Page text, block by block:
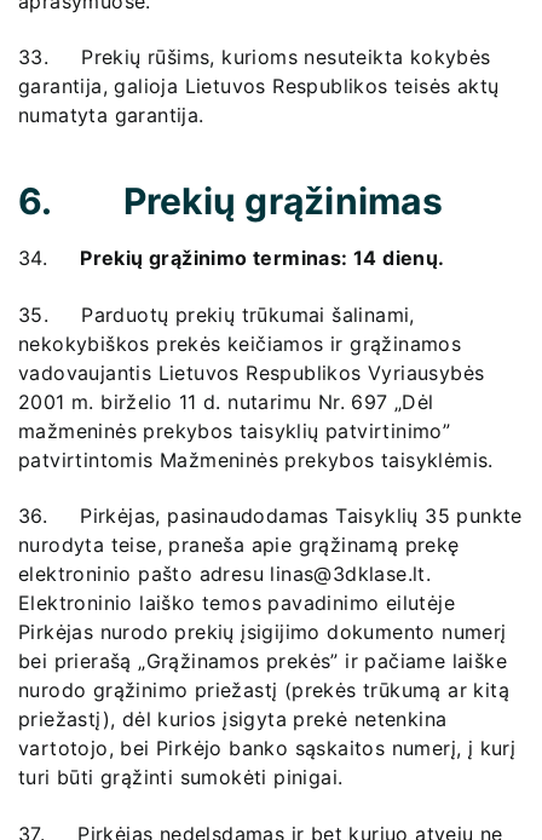
33. Prekių rūšims, kurioms nesuteikta kokybės
garantija, galioja Lietuvos Respublikos teisės aktų
numatyta garantija.
6. Prekių grąžinimas
34. Prekių grąžinimo terminas: 14 dienų.
35. Parduotų prekių trūkumai šalinami,
nekokybiškos prekės keičiamos ir grąžinamos
vadovaujantis Lietuvos Respublikos Vyriausybės
2001 m. birželio 11 d. nutarimu Nr. 697 „Dėl
mažmeninės prekybos taisyklių patvirtinimo”
patvirtintomis Mažmeninės prekybos taisyklėmis.
36. Pirkėjas, pasinaudodamas Taisyklių 35 punkte
nurodyta teise, praneša apie grąžinamą prekę
elektroninio pašto adresu linas@3dklase.lt.
Elektroninio laiško temos pavadinimo eilutėje
Pirkėjas nurodo prekių įsigijimo dokumento numerį
bei prierašą „Grąžinamos prekės” ir pačiame laiške
nurodo grąžinimo priežastį (prekės trūkumą ar kitą
priežastį), dėl kurios įsigyta prekė netenkina
vartotojo, bei Pirkėjo banko sąskaitos numerį, į kurį
turi būti grąžinti sumokėti pinigai.
37. Pirkėjas nedelsdamas ir bet kuriuo atveju ne